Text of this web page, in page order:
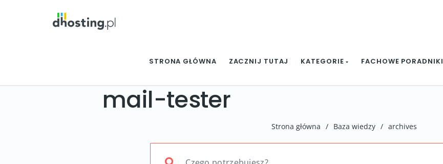
STRONA GŁÓWNA ZACZNIJ TUTAJ KATEGORIE FACHOWE PORADNIKI
mail-tester
Strona główna / Baza wiedzy / archives